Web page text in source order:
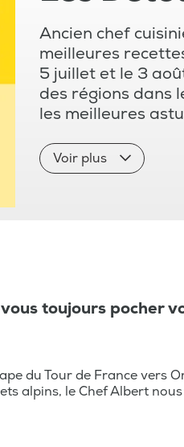
Ancien chef
meilleures
5 juillet et le 3
des régions dans
les meilleures
recettes, le Tour
spécialités
Voir plus
toujours pocher
du Tour de France vers
alpins, le Chef Albert